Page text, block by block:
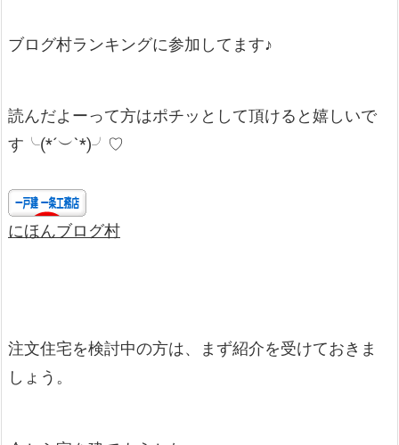
ブログ村ランキングに参加してます♪
読んだよーって方はポチッとして頂けると嬉しいで
す╰(*´︶`*)╯♡
にほんブログ村
注文住宅を検討中の方は、まず紹介を受けておきま
しょう。